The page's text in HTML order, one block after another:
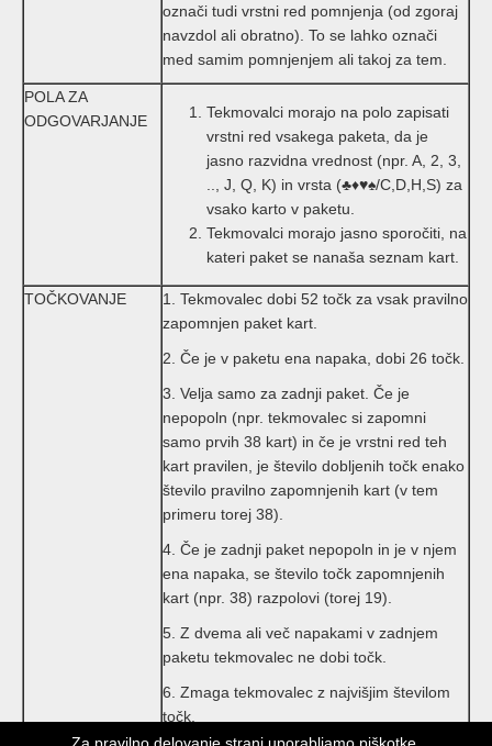
označi tudi vrstni red pomnjenja (od zgoraj
navzdol ali obratno). To se lahko označi
med samim pomnjenjem ali takoj za tem.
POLA ZA
ODGOVARJANJE
Tekmovalci morajo na polo zapisati
vrstni red vsakega paketa, da je
jasno razvidna vrednost (npr. A, 2, 3,
.., J, Q, K) in vrsta (♣♦♥♠/C,D,H,S) za
vsako karto v paketu.
Tekmovalci morajo jasno sporočiti, na
kateri paket se nanaša seznam kart.
TOČKOVANJE
1. Tekmovalec dobi 52 točk za vsak pravilno
zapomnjen paket kart.
2. Če je v paketu ena napaka, dobi 26 točk.
3. Velja samo za zadnji paket. Če je
nepopoln (npr. tekmovalec si zapomni
samo prvih 38 kart) in če je vrstni red teh
kart pravilen, je število dobljenih točk enako
število pravilno zapomnjenih kart (v tem
primeru torej 38).
4. Če je zadnji paket nepopoln in je v njem
ena napaka, se število točk zapomnjenih
kart (npr. 38) razpolovi (torej 19).
5. Z dvema ali več napakami v zadnjem
paketu tekmovalec ne dobi točk.
6. Zmaga tekmovalec z najvišjim številom
točk.